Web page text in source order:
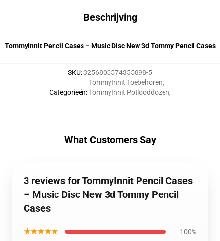
Beschrijving
TommyInnit Pencil Cases – Music Disc New 3d Tommy Pencil Cases
SKU:3256803574355898-5
Categorieën:
TommyInnit Toebehoren,
TommyInnit Potlooddozen,
What Customers Say
3 reviews for TommyInnit Pencil Cases
– Music Disc New 3d Tommy Pencil
Cases
★★★★★ 100%